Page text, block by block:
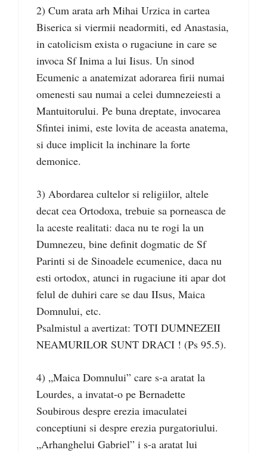
2) Cum arata arh Mihai Urzica in cartea
Biserica si viermii neadormiti, ed Anastasia,
in catolicism exista o rugaciune in care se
invoca Sf Inima a lui Iisus. Un sinod
Ecumenic a anatemizat adorarea firii numai
omenesti sau numai a celei dumnezeiesti a
Mantuitorului. Pe buna dreptate, invocarea
Sfintei inimi, este lovita de aceasta anatema,
si duce implicit la inchinare la forte
demonice.
3) Abordarea cultelor si religiilor, altele
decat cea Ortodoxa, trebuie sa porneasca de
la aceste realitati: daca nu te rogi la un
Dumnezeu, bine definit dogmatic de Sf
Parinti si de Sinoadele ecumenice, daca nu
esti ortodox, atunci in rugaciune iti apar dot
felul de duhiri care se dau IIsus, Maica
Domnului, etc.
Psalmistul a avertizat: TOTI DUMNEZEII
NEAMURILOR SUNT DRACI ! (Ps 95.5).
4) „Maica Domnului” care s-a aratat la
Lourdes, a invatat-o pe Bernadette
Soubirous despre erezia imaculatei
conceptiuni si despre erezia purgatoriului.
„Arhanghelui Gabriel” i s-a aratat lui